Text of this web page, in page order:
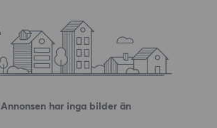
Annonsen har inga bilder än